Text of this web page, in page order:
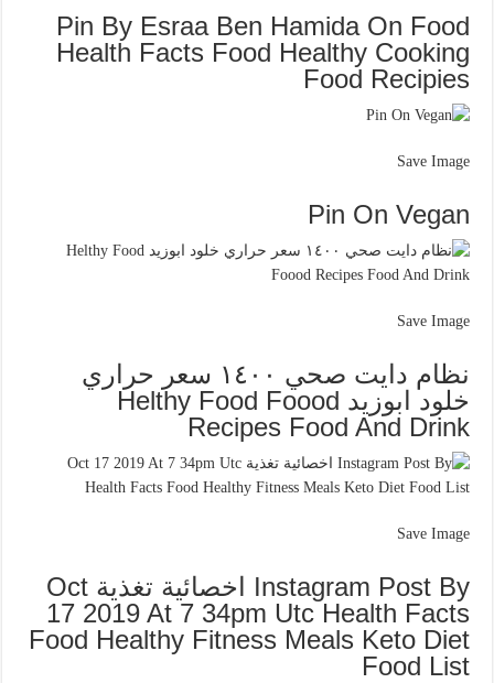
Pin By Esraa Ben Hamida On Food
Health Facts Food Healthy Cooking
Food Recipies
Save Image
Pin On Vegan
Save Image
نظام دايت صحي ١٤٠٠ سعر حراري
خلود ابوزيد Helthy Food Foood
Recipes Food And Drink
Save Image
Instagram Post By اخصائية تغذية Oct
17 2019 At 7 34pm Utc Health Facts
Food Healthy Fitness Meals Keto Diet
Food List